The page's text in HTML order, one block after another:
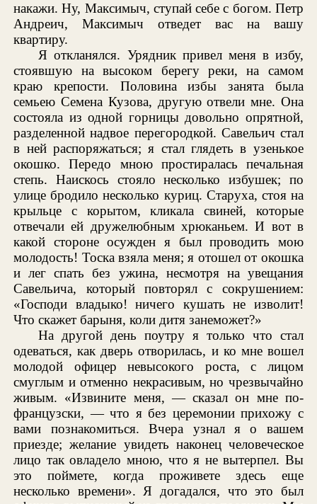
накажи. Ну, Максимыч, ступай себе с богом. Петр
Андреич, Максимыч отведет вас на вашу
квартиру.
Я откланялся. Урядник привел меня в избу,
стоявшую на высоком берегу реки, на самом
краю крепости. Половина избы занята была
семьею Семена Кузова, другую отвели мне. Она
состояла из одной горницы довольно опрятной,
разделенной надвое перегородкой. Савельич стал
в ней распоряжаться; я стал глядеть в узенькое
окошко. Передо мною простиралась печальная
степь. Наискось стояло несколько избушек; по
улице бродило несколько куриц. Старуха, стоя на
крыльце с корытом, кликала свиней, которые
отвечали ей дружелюбным хрюканьем. И вот в
какой стороне осужден я был проводить мою
молодость! Тоска взяла меня; я отошел от окошка
и лег спать без ужина, несмотря на увещания
Савельича, который повторял с сокрушением:
«Господи владыко! ничего кушать не изволит!
Что скажет барыня, коли дитя занеможет?»
На другой день поутру я только что стал
одеваться, как дверь отворилась, и ко мне вошел
молодой офицер невысокого роста, с лицом
смуглым и отменно некрасивым, но чрезвычайно
живым. «Извините меня, — сказал он мне по-
французски, — что я без церемонии прихожу с
вами познакомиться. Вчера узнал я о вашем
приезде; желание увидеть наконец человеческое
лицо так овладело мною, что я не вытерпел. Вы
это поймете, когда проживете здесь еще
несколько времени». Я догадался, что это был